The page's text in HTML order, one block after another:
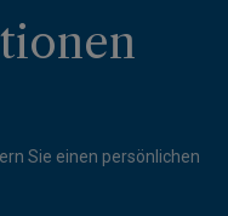
Sie einen persönlichen